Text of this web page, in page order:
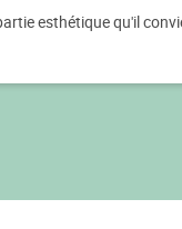
esthétique qu'il